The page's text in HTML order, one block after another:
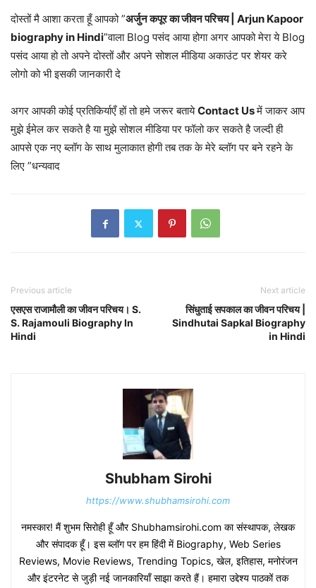
दोस्तों मै आशा करता हूँ आपको ”अर्जुन कपूर का जीवन परिचय | Arjun Kapoor
biography in Hindi”वाला Blog पसंद आया होगा अगर आपको मेरा ये Blog
पसंद आया हो तो अपने दोस्तों और अपने सोशल मीडिया अकाउंट पर शेयर करे
लोगो को भी इसकी जानकारी दे
अगर आपकी कोई प्रतिकिर्याएँ हों तो हमे जरूर बतायेContact Usमें जाकर आप
मुझे ईमेल कर सकते है या मुझे सोशल मीडिया पर फॉलो कर सकते है जल्दी ही
आपसे एक नए ब्लॉग के साथ मुलाकात होगी तब तक के मेरे ब्लॉग पर बने रहने के
लिए ”धन्यवाद
Previous article
एसएस राजामौली का जीवन परिचय। S.
S. Rajamouli Biography In
Hindi
Next article
सिंधुताई सपकाल का जीवन परिचय |
Sindhutai Sapkal Biography
in Hindi
Shubham Sirohi
https://www.shubhamsirohi.com
नमस्कार! मैं शुभम सिरोही हूँ और Shubhamsirohi.com का संस्थापक, लेखक
और संपादक हूँ। इस ब्लॉग पर हम हिंदी में Biography, Web Series
Reviews, Movie Reviews, Trending Topics, खेल, इतिहास, मनोरंजन
और इंटरनेट से जुड़ी नई जानकारियाँ साझा करते हैं। हमारा उद्देश्य पाठकों तक